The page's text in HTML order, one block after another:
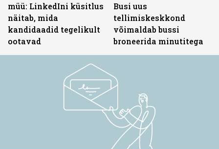
müü: LinkedIni küsitlus
näitab, mida
kandidaadid tegelikult
ootavad
Busi uus
tellimiskeskkond
võimaldab bussi
broneerida minutitega